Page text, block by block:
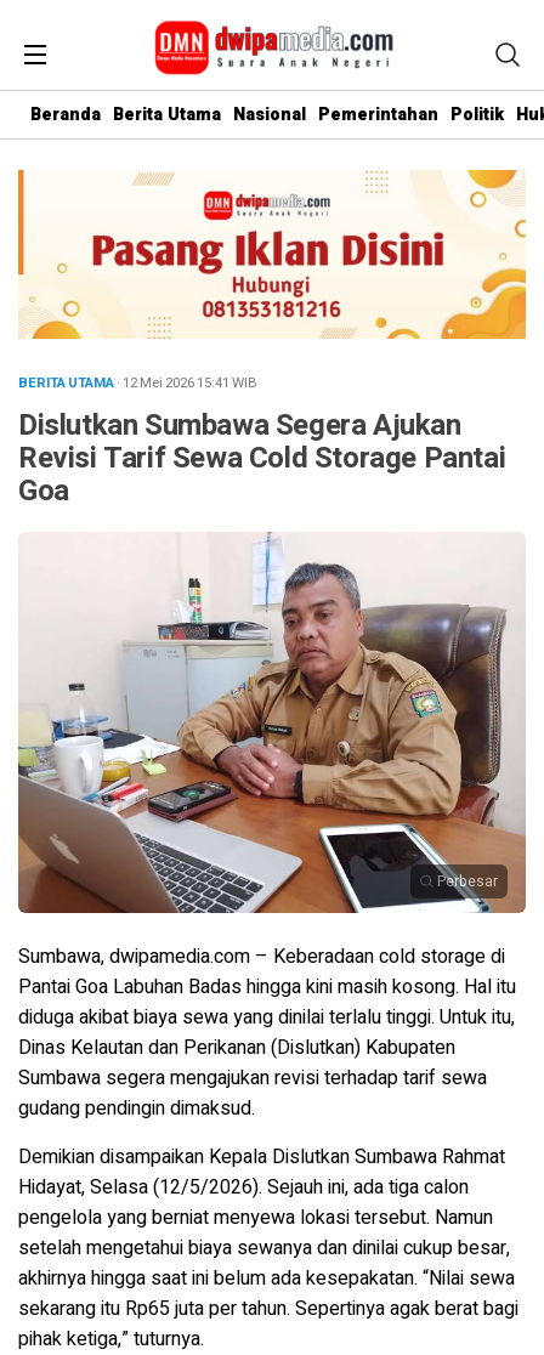
Beranda Berita Utama Nasional Pemerintahan Politik
BERITA UTAMA· 12 Mei 202615:41 WIB
Dislutkan Sumbawa Segera Ajukan
Revisi Tarif Sewa Cold Storage Pantai
Goa
Perbesar
Sumbawa, dwipamedia.com – Keberadaan cold storage di
Pantai Goa Labuhan Badas hingga kini masih kosong. Hal itu
diduga akibat biaya sewa yang dinilai terlalu tinggi. Untuk itu,
Dinas Kelautan dan Perikanan (Dislutkan) Kabupaten
Sumbawa segera mengajukan revisi terhadap tarif sewa
gudang pendingin dimaksud.
Demikian disampaikan Kepala Dislutkan Sumbawa Rahmat
Hidayat, Selasa (12/5/2026). Sejauh ini, ada tiga calon
pengelola yang berniat menyewa lokasi tersebut. Namun
setelah mengetahui biaya sewanya dan dinilai cukup besar,
akhirnya hingga saat ini belum ada kesepakatan. “Nilai sewa
sekarang itu Rp65 juta per tahun. Sepertinya agak berat bagi
pihak ketiga,” tuturnya.